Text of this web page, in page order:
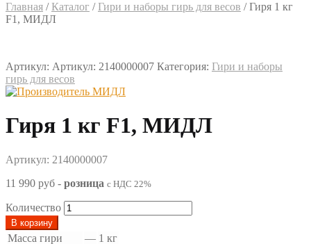
Главная / Каталог / Гири и наборы гирь для весов /Гиря 1 кг
F1, МИДЛ
Артикул: Артикул: 2140000007 Категория: Гири и наборы
гирь для весов
Гиря 1 кг F1, МИДЛ
Артикул: 2140000007
11 990 руб - розница с НДС 22%
Количество
В корзину
Масса гири — 1 кг